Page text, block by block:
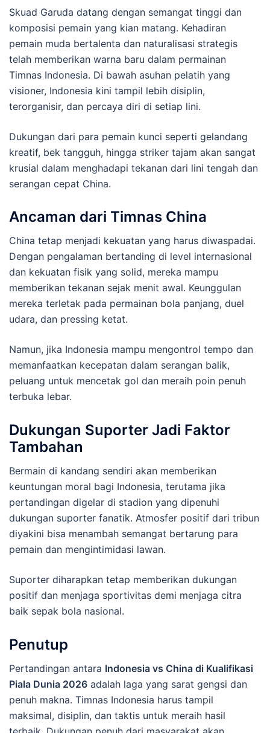
Skuad Garuda datang dengan semangat tinggi dan
komposisi pemain yang kian matang. Kehadiran
pemain muda bertalenta dan naturalisasi strategis
telah memberikan warna baru dalam permainan
Timnas Indonesia. Di bawah asuhan pelatih yang
visioner, Indonesia kini tampil lebih disiplin,
terorganisir, dan percaya diri di setiap lini.
Dukungan dari para pemain kunci seperti gelandang
kreatif, bek tangguh, hingga striker tajam akan sangat
krusial dalam menghadapi tekanan dari lini tengah dan
serangan cepat China.
Ancaman dari Timnas China
China tetap menjadi kekuatan yang harus diwaspadai.
Dengan pengalaman bertanding di level internasional
dan kekuatan fisik yang solid, mereka mampu
memberikan tekanan sejak menit awal. Keunggulan
mereka terletak pada permainan bola panjang, duel
udara, dan pressing ketat.
Namun, jika Indonesia mampu mengontrol tempo dan
memanfaatkan kecepatan dalam serangan balik,
peluang untuk mencetak gol dan meraih poin penuh
terbuka lebar.
Dukungan Suporter Jadi Faktor
Tambahan
Bermain di kandang sendiri akan memberikan
keuntungan moral bagi Indonesia, terutama jika
pertandingan digelar di stadion yang dipenuhi
dukungan suporter fanatik. Atmosfer positif dari tribun
diyakini bisa menambah semangat bertarung para
pemain dan mengintimidasi lawan.
Suporter diharapkan tetap memberikan dukungan
positif dan menjaga sportivitas demi menjaga citra
baik sepak bola nasional.
Penutup
Pertandingan antara Indonesia vs China di Kualifikasi
Piala Dunia 2026 adalah laga yang sarat gengsi dan
penuh makna. Timnas Indonesia harus tampil
maksimal, disiplin, dan taktis untuk meraih hasil